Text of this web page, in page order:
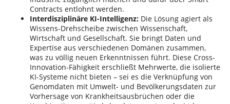
Contracts entlohnt werden.
Interdisziplinäre KI-Intelligenz:Die Lösung agiert als
Wissens-Drehscheibe zwischen Wissenschaft,
Wirtschaft und Gesellschaft. Sie bringt Daten und
Expertise aus verschiedenen Domänen zusammen,
was zu völlig neuen Erkenntnissen führt. Diese Cross-
Innovation-Fähigkeit erschließt Mehrwerte, die isolierte
KI-Systeme nicht bieten – sei es die Verknüpfung von
Genomdaten mit Umwelt- und Bevölkerungsdaten zur
Vorhersage von Krankheitsausbrüchen oder die